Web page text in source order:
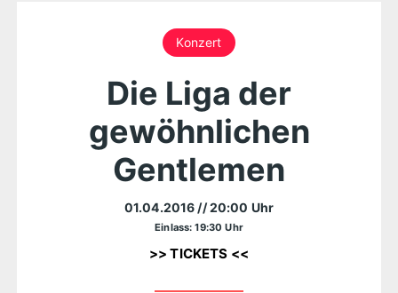
Konzert
Die Liga der
gewöhnlichen
Gentlemen
01.04.2016 // 20:00 Uhr
Einlass: 19:30 Uhr
>> TICKETS <<